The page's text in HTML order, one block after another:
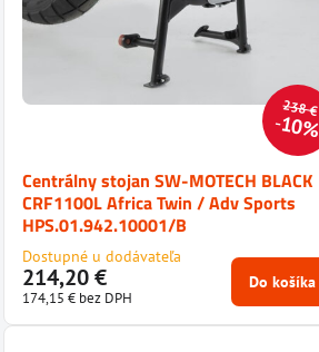
238 €
10%
Centrálny stojan SW-MOTECH BLACK
CRF1100L Africa Twin / Adv Sports
HPS.01.942.10001/B
Dostupné u dodávateľa
214,20 €
174,15 € bez DPH
Do košíka